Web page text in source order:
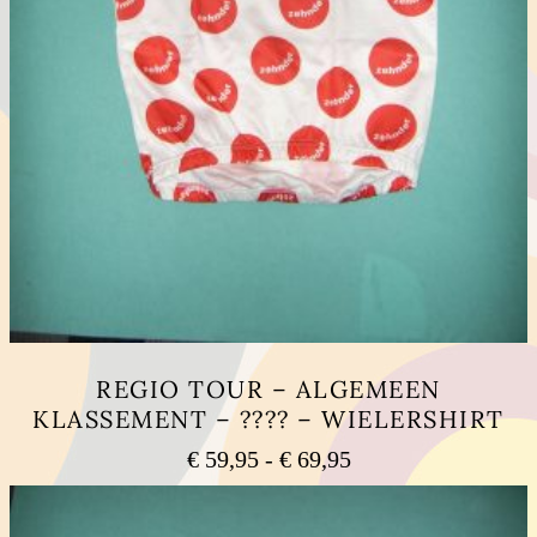
REGIO TOUR – ALGEMEEN
KLASSEMENT – ???? – WIELERSHIRT
€59,95 - €69,95Prijsklasse:
€ 59,95